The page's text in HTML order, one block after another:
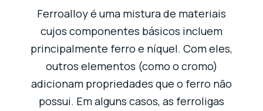
Ferroalloy é uma mistura de materiais
cujos componentes básicos incluem
principalmente ferro e níquel. Com eles,
outros elementos (como o cromo)
adicionam propriedades que o ferro não
possui. Em alguns casos, as ferroligas